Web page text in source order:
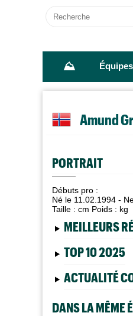
Recherche
⛰ Équipes
Amund
PORTRAIT
Débuts pro :
Né le 11.02.1994 -
Taille : cm Poids : kg
MEILLEURS
TOP 10 2025
ACTUALITÉ
DANS LA MÊME